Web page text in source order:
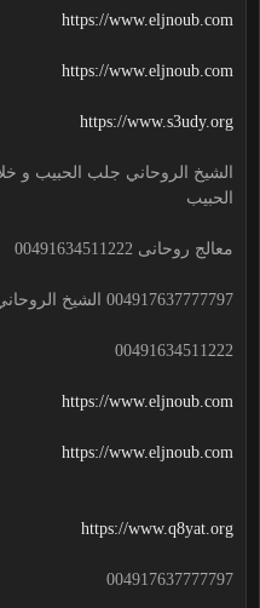
https://www.eljnoub.com
https://www.eljnoub.com
https://www.s3udy.org
الحبيب
معالج روحانى 00491634511222
004917637777797 الشيخ الروحاني جلب الحبيب و خلال ساعة
00491634511222
https://www.eljnoub.com
https://www.eljnoub.com
https://www.q8yat.org
004917637777797